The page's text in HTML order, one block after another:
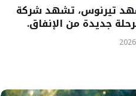
تيرنوس، تشهد شركة
جديدة من الإنفاق.